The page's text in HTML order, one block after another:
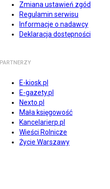
Zmiana ustawień zgód
Regulamin serwisu
Informacje o nadawcy
Deklaracja dostępności
PARTNERZY
E-kiosk.pl
E-gazety.pl
Nexto.pl
Mała księgowość
Kancelarierp.pl
Wieści Rolnicze
Życie Warszawy